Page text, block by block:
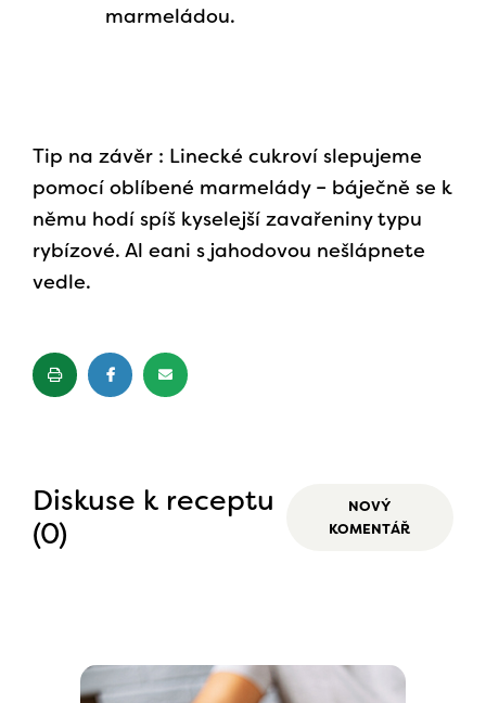
marmeládou.
Tip na závěr : Linecké cukroví slepujeme
pomocí oblíbené marmelády – báječně se k
němu hodí spíš kyselejší zavařeniny typu
rybízové. Al eani s jahodovou nešlápnete
vedle.
Diskuse k receptu
(0)
NOVÝ
KOMENTÁŘ